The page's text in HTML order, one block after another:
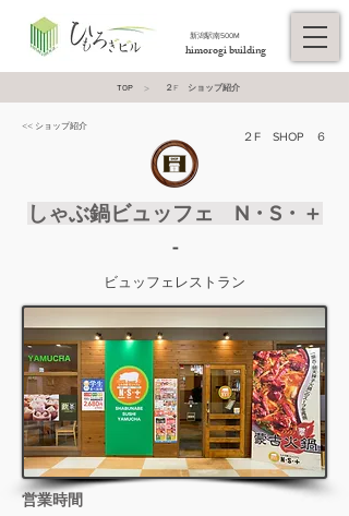
himorogi building
​新潟駅南500M
TOP > ２F ショップ紹介
<< ショップ紹介
２F SHOP ６
しゃぶ鍋ビュッフェ N・S・＋
-
ビュッフェレストラン
営業時間